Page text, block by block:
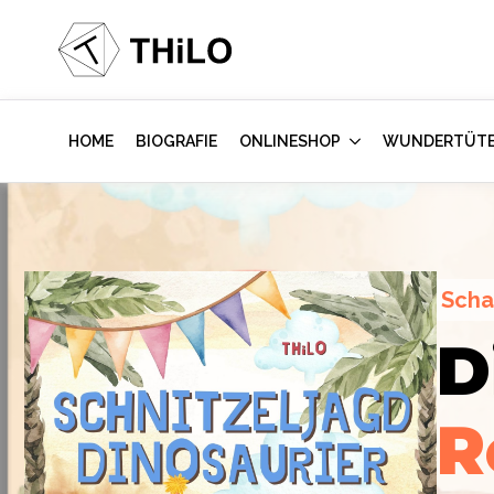
HOME BIOGRAFIE ONLINESHOP
Hollywood-
im
Escape Room (ab 8 oder 12 Jahre)
Locked-up